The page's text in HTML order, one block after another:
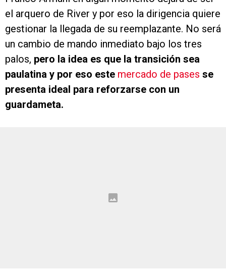
el arquero de River y por eso la dirigencia quiere
gestionar la llegada de su reemplazante. No será
un cambio de mando inmediato bajo los tres
palos, pero la idea es que la transición sea
paulatina y por eso este mercado de pases se
presenta ideal para reforzarse con un
guardameta.